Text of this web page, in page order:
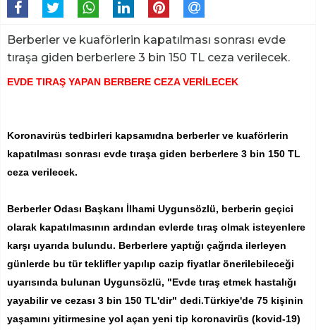
Berberler ve kuaförlerin kapatılması sonrası evde
tıraşa giden berberlere 3 bin 150 TL ceza verilecek.
EVDE TIRAŞ YAPAN BERBERE CEZA VERİLECEK
Koronavirüs tedbirleri kapsamıdna berberler ve kuaförlerin
kapatılması sonrası evde tıraşa giden berberlere 3 bin 150 TL
ceza verilecek.
Berberler Odası Başkanı İlhami Uygunsözlü, berberin geçici
olarak kapatılmasının ardından evlerde tıraş olmak isteyenlere
karşı uyarıda bulundu. Berberlere yaptığı çağrıda ilerleyen
günlerde bu tür teklifler yapılıp cazip fiyatlar önerilebileceği
uyarısında bulunan Uygunsözlü, "Evde tıraş etmek hastalığı
yayabilir ve cezası 3 bin 150 TL'dir" dedi.Türkiye'de 75 kişinin
yaşamını yitirmesine yol açan yeni tip koronavirüs (kovid-19)